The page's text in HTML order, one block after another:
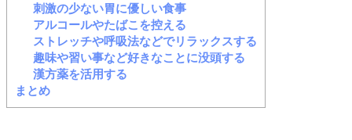
刺激の少ない胃に優しい食事
アルコールやたばこを控える
ストレッチや呼吸法などでリラックスする
趣味や習い事など好きなことに没頭する
漢方薬を活用する
まとめ